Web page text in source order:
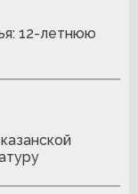
12-летнюю